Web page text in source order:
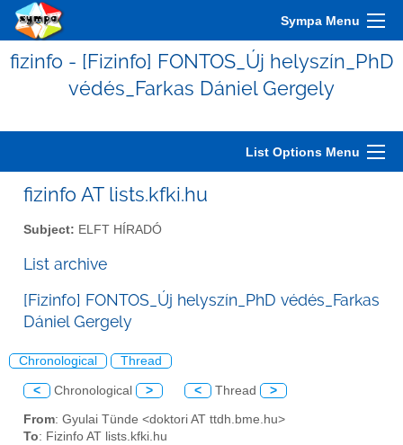
Sympa Menu
fizinfo - [Fizinfo] FONTOS_Új helyszín_PhD
védés_Farkas Dániel Gergely
List Options Menu
fizinfo AT lists.kfki.hu
Subject: ELFT HÍRADÓ
List archive
[Fizinfo] FONTOS_Új helyszín_PhD védés_Farkas
Dániel Gergely
Chronological Thread
< Chronological > < Thread >
From: Gyulai Tünde <doktori AT ttdh.bme.hu>
To: Fizinfo AT lists.kfki.hu